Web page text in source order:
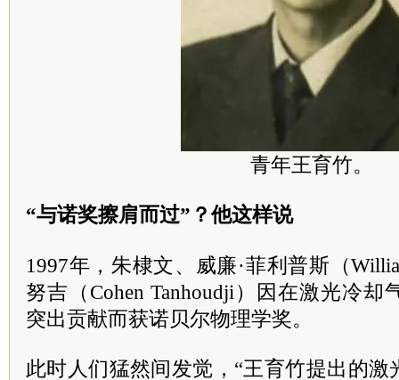
青年王育竹。
“与诺奖擦肩而过”？他这样说
1997年，朱棣文、威廉·菲利普斯（
努吉（Cohen Tanhoudji）因在激光冷
突出贡献而获诺贝尔物理学奖。
此时人们猛然间发觉，“王育竹提出的